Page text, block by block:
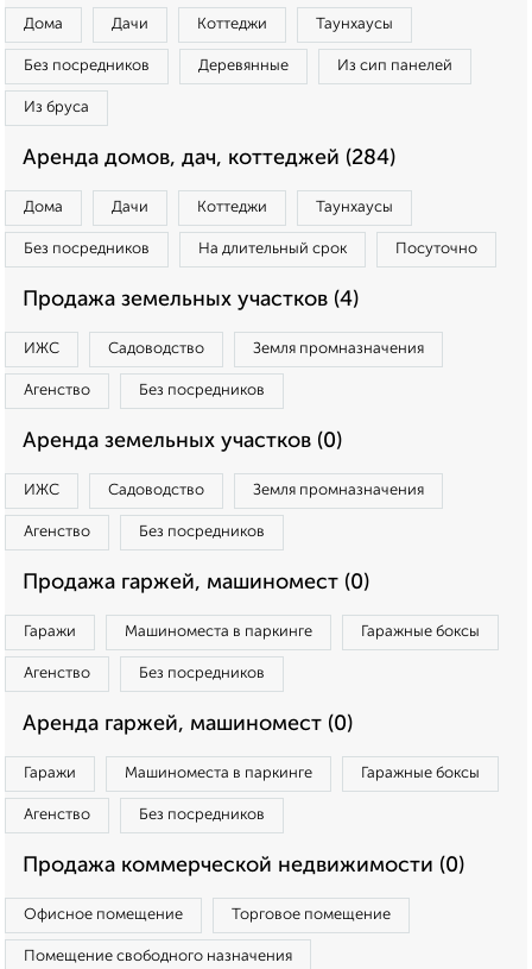
Дома Дачи Коттеджи Таунхаусы
Без посредников Деревянные Из сип панелей
Из бруса
Аренда домов, дач, коттеджей (284)
Дома Дачи Коттеджи Таунхаусы
Без посредников На длительный срок Посуточно
Продажа земельных участков (4)
ИЖС Садоводство Земля промназначения
Агенство Без посредников
Аренда земельных участков (0)
ИЖС Садоводство Земля промназначения
Агенство Без посредников
Продажа гаржей, машиномест (0)
Гаражи Машиноместа в паркинге Гаражные боксы
Агенство Без посредников
Аренда гаржей, машиномест (0)
Гаражи Машиноместа в паркинге Гаражные боксы
Агенство Без посредников
Продажа коммерческой недвижимости (0)
Офисное помещение Торговое помещение
Помещение свободного назначения